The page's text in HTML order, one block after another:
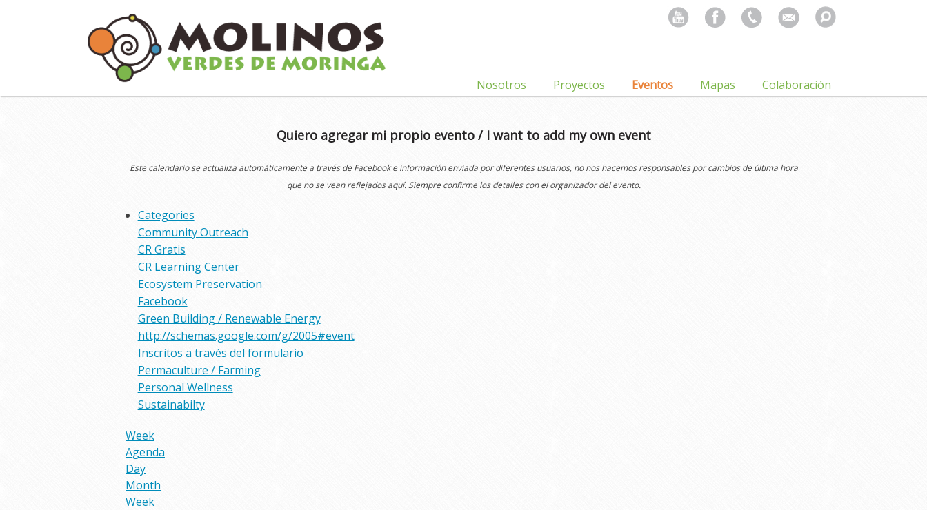
Search
for:
Nosotros Proyectos Eventos Mapas Colaboración
Quiero agregar mi propio evento / I want to add my own event
Este calendario se actualiza automáticamente a través de Facebook e información enviada por diferentes usuarios, no nos hacemos responsables por cambios de última hora
que no se vean reflejados aquí. Siempre confirme los detalles con el organizador del evento.
Categories
Community Outreach
CR Gratis
CR Learning Center
Ecosystem Preservation
Facebook
Green Building / Renewable Energy
http://schemas.google.com/g/2005#event
Inscritos a través del formulario
Permaculture / Farming
Personal Wellness
Sustainabilty
Week
Agenda
Day
Month
Week